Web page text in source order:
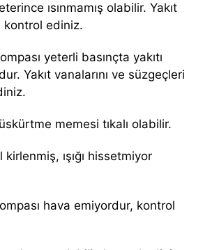
ısınmamış olabilir. Yakıt
kontrol ediniz.
yeterli basınçta yakıtı
Yakıt vanalarını ve süzgeçleri
memesi tıkalı olabilir.
ışığı hissetmiyor
hava emiyordur, kontrol